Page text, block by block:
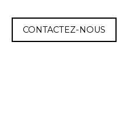
CONTACTEZ-NOUS